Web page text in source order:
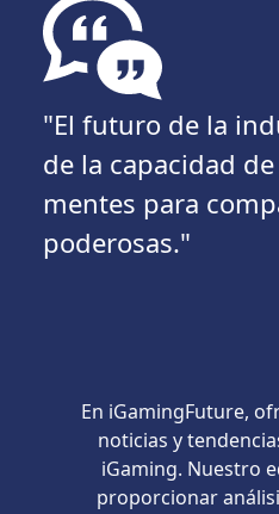
"El futuro de la
de la capacidad
mentes para
poderosas."
En iGamingFuture,
noticias y
iGaming. Nuestro
proporcionar